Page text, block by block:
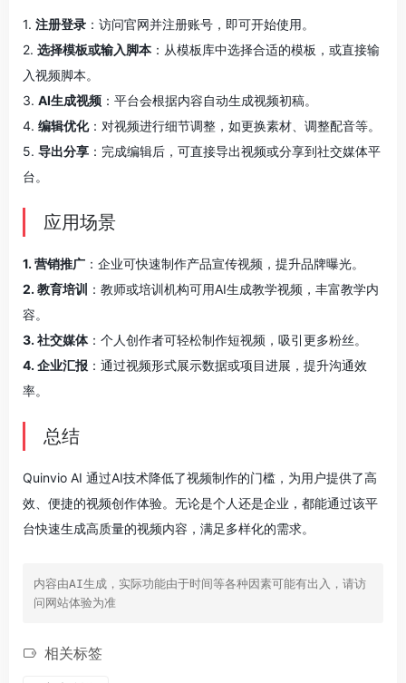
1. 注册登录 ：访问官网并注册账号，即可开始使用。
2. 选择模板或输入脚本 ：从模板库中选择合适的模板，或直接输
入视频脚本。
3. AI生成视频 ：平台会根据内容自动生成视频初稿。
4. 编辑优化：对视频进行细节调整，如更换素材、调整配音等。
5. 导出分享 ：完成编辑后，可直接导出视频或分享到社交媒体平
台。
应用场景
1. 营销推广 ：企业可快速制作产品宣传视频，提升品牌曝光。
2. 教育培训 ：教师或培训机构可用AI生成教学视频，丰富教学内
容。
3. 社交媒体：个人创作者可轻松制作短视频，吸引更多粉丝。
4. 企业汇报 ：通过视频形式展示数据或项目进展，提升沟通效
率。
总结
Quinvio AI 通过AI技术降低了视频制作的门槛，为用户提供了高
效、便捷的视频创作体验。无论是个人还是企业，都能通过该平
台快速生成高质量的视频内容，满足多样化的需求。
内容由AI生成，实际功能由于时间等各种因素可能有出入，请访
问网站体验为准
相关标签